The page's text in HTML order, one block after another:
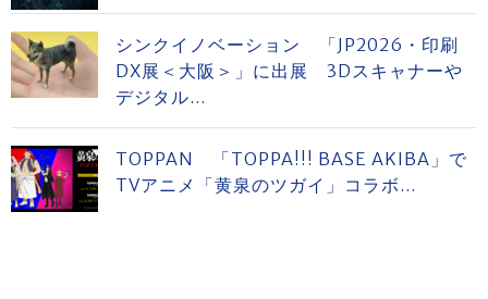
シンクイノベーション 「JP2026・印刷
DX展＜大阪＞」に出展 3Dスキャナーや
デジタル...
TOPPAN 「TOPPA!!! BASE AKIBA」で
TVアニメ「黄泉のツガイ」コラボ...